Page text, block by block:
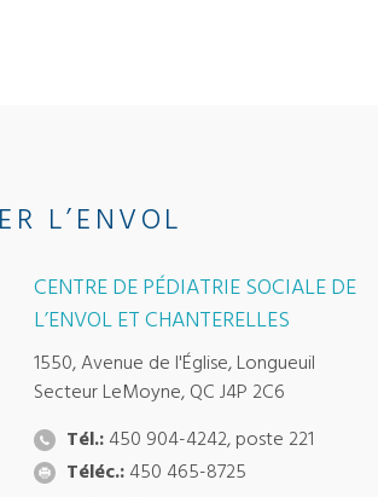
L’ENVOL
CENTRE DE PÉDIATRIE SOCIALE DE
L’ENVOL ET CHANTERELLES
1550, Avenue de l'Église, Longueuil
Secteur LeMoyne, QC J4P 2C6
Tél.: 450 904-4242, poste 221
Téléc.: 450 465-8725